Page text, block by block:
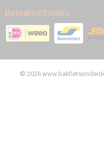
Betaalmethodes
© 2026